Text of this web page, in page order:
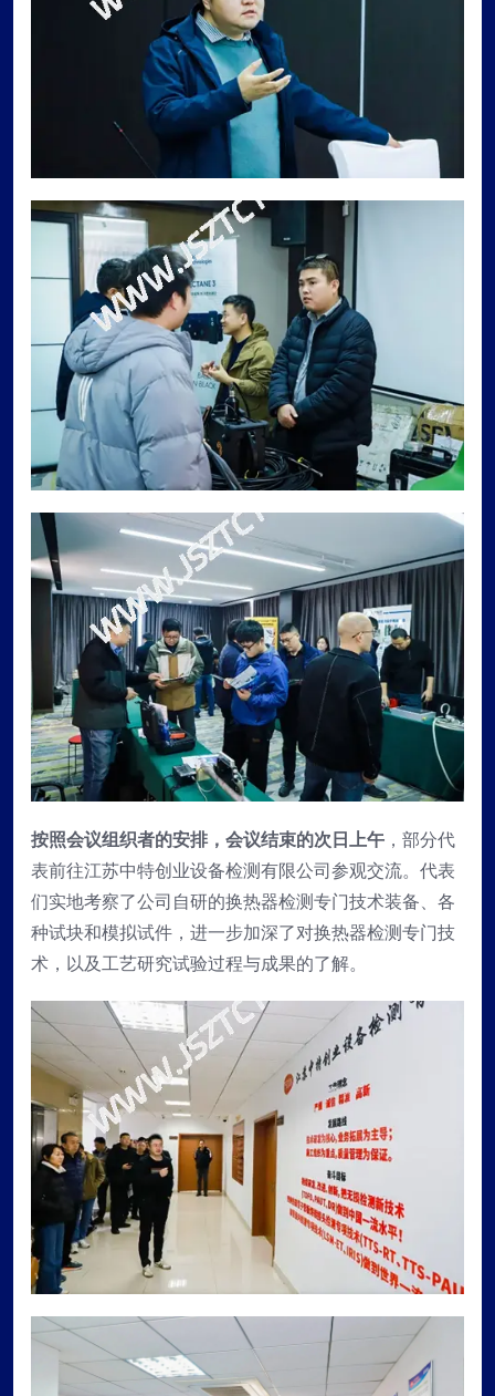
按照会议组织者的安排，会议结束的次日上午 ，部分代
表前往江苏中特创业设备检测有限公司参观交流。代表
们实地考察了公司自研的换热器检测专门技术装备、各
种试块和模拟试件，进一步加深了对换热器检测专门技
术，以及工艺研究试验过程与成果的了解。